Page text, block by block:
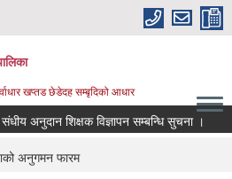
खप्तड छेडेदह सम्बृदिको आधार
अनुदान शिक्षक विज्ञापन सम्बन्धि सुचना ।
अनुगमन फारम